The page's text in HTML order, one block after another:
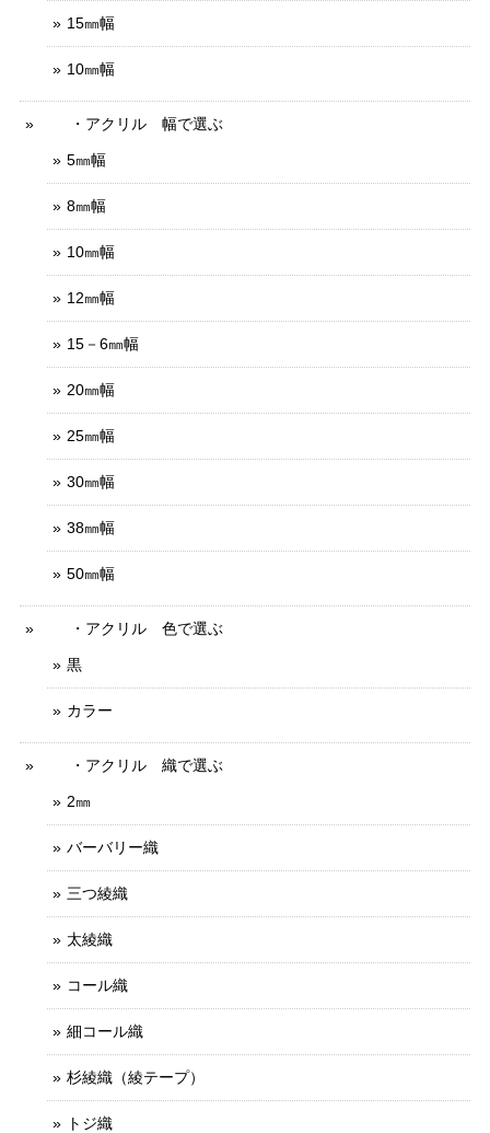
15㎜幅
10㎜幅
・アクリル 幅で選ぶ
5㎜幅
8㎜幅
10㎜幅
12㎜幅
15－6㎜幅
20㎜幅
25㎜幅
30㎜幅
38㎜幅
50㎜幅
・アクリル 色で選ぶ
黒
カラー
・アクリル 織で選ぶ
2㎜
バーバリー織
三つ綾織
太綾織
コール織
細コール織
杉綾織（綾テープ）
トジ織